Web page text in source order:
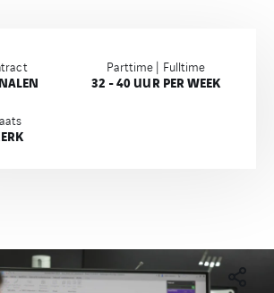
Parttime | Fulltime
32 - 40 UUR PER WEEK